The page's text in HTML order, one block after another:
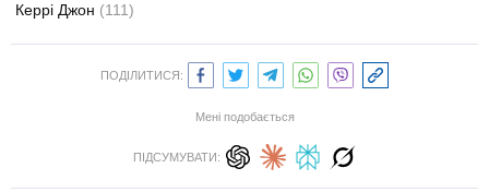
Керрі Джон (111)
ПОДІЛИТИСЯ:
Мені подобається
ПІДСУМУВАТИ: